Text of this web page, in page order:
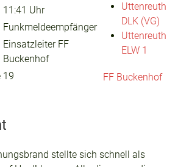
11:41 Uhr
Funkmeldeempfänger
Einsatzleiter FF
Buckenhof
19
Uttenreuth
DLK (VG)
Uttenreuth
ELW 1
FF Buckenhof
stellte sich schnell als